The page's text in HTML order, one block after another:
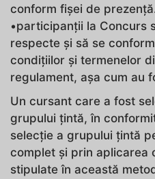
conform fișei de
•participanții la Concurs
respecte și să se
condițiilor și termenelor
regulament, așa cum au
Un cursant care a fost
grupului țintă, în
selecție a grupului țintă
complet şi prin aplicarea
stipulate în această